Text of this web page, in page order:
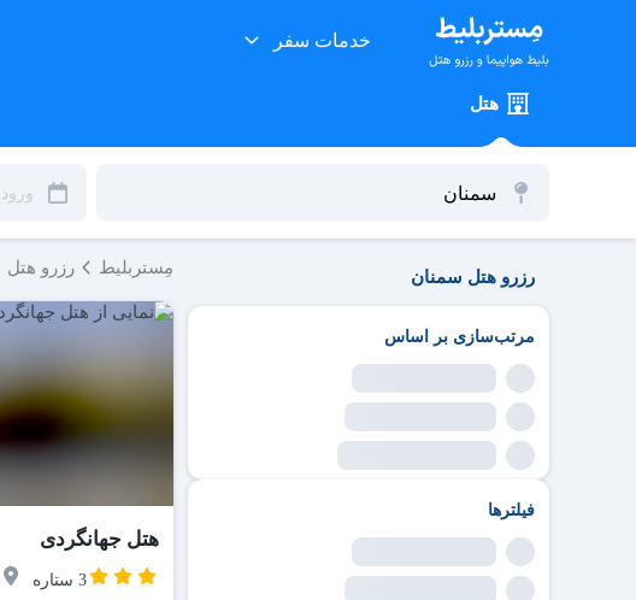
خدمات سفر
هتل
رزرو هتل سمنان
مرتب‌سازی بر اساس
فیلترها
مِستربلیط رزرو هتل
هتل جهانگردی
3 ستاره